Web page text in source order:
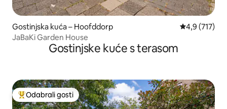
Gostinjska kuća – Hoofddorp Prosječna
4,9 (717)
JaBaKi Garden House
Gostinjske kuće s terasom
Među najviše rangiranima s oznakom „Odabrali gosti”
Odabrali gosti